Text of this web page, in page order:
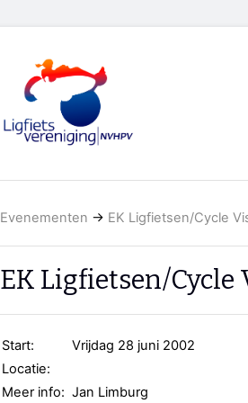
Evenementen → EK Ligfietsen/Cycle
EK Ligfietsen/Cycle
Start:
Vrijdag 28 juni 2002
Locatie:
Meer info: Jan Limburg